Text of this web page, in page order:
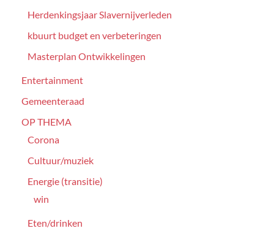
Herdenkingsjaar Slavernijverleden
kbuurt budget en verbeteringen
Masterplan Ontwikkelingen
Entertainment
Gemeenteraad
OP THEMA
Corona
Cultuur/muziek
Energie (transitie)
win
Eten/drinken